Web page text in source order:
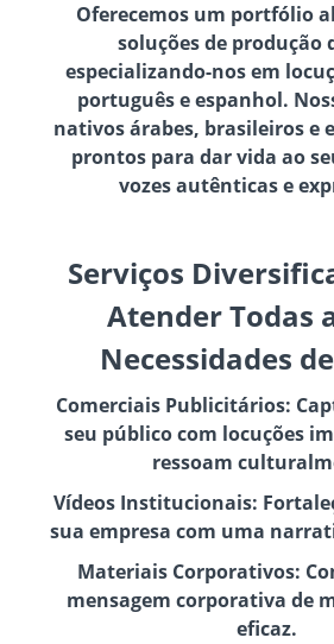
Oferecemos um portfólio
soluções de produção
especializando-nos em
português e espanhol.
nativos árabes, brasileiros e
prontos para dar vida ao
vozes autênticas e
Serviços
Atender Todas
Necessidades
Comerciais Publicitários:
seu público com locuções
ressoam
Vídeos Institucionais:
sua empresa com uma
Materiais Corporativos:
mensagem corporativa de
eficaz.